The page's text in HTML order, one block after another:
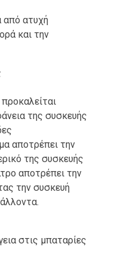
από ατυχή
και την
της συσκευής
αποτρέπει την
της συσκευής
αποτρέπει την
την συσκευή
στις μπαταρίες